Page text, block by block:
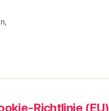
,
Richtlinie (EU)